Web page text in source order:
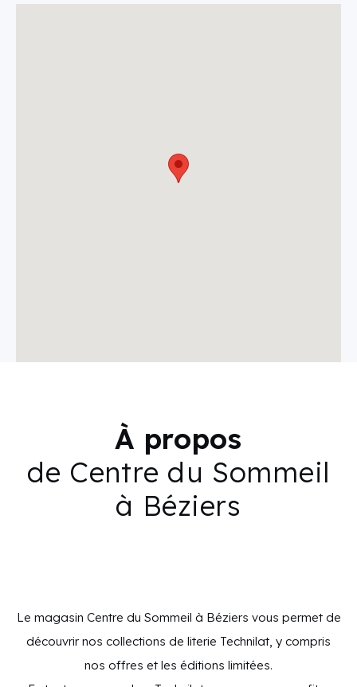
À propos
de Centre du Sommeil
à Béziers
Le magasin Centre du Sommeil à Béziers vous permet de
découvrir nos collections de literie Technilat, y compris
nos offres et les éditions limitées.